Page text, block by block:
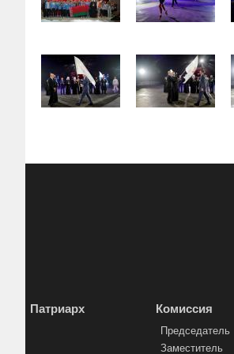
Патриарх Комиссия
Председатель
Заместитель